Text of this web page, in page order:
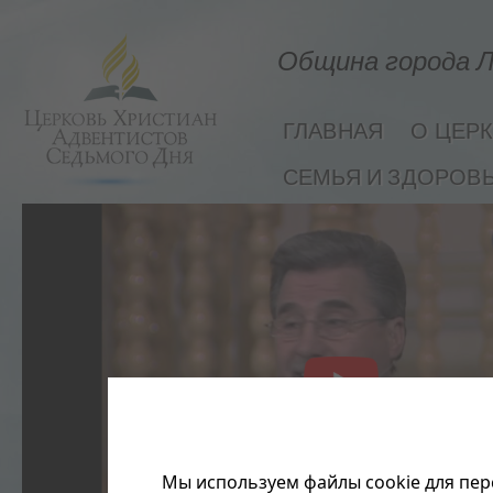
Община города
ГЛАВНАЯ
О
СЕМЬЯ И
Мы используем файлы cookie для